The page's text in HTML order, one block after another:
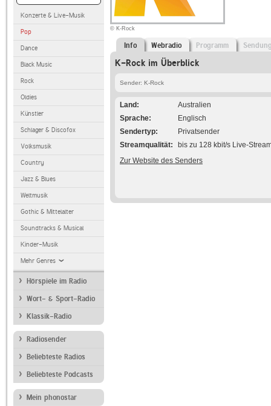
Konzerte & Live-Musik
Pop
Dance
Black Music
Rock
Oldies
Künstler
Schlager & Discofox
Volksmusik
Country
Jazz & Blues
Weltmusik
Gothic & Mittelalter
Soundtracks & Musical
Kinder-Musik
Mehr Genres
Hörspiele im Radio
Wort- & Sport-Radio
Klassik-Radio
Radiosender
Beliebteste Radios
Beliebteste Podcasts
Mein phonostar
© K-Rock
Info Webradio Programm
K-Rock im Überblick
Sender: K-Rock
Land
Australien
Sprache
Englisch
Sendertyp
Privatsender
Streamqualität
bis zu 128 kbit/s Live-
Zur Website des Senders